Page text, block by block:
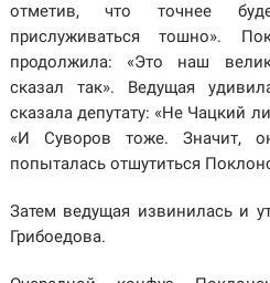
отметив, что точнее
прислуживаться тошно».
продолжила: «Это наш
сказал так». Ведущая
сказала депутату: «Не Чацкий
«И Суворов тоже. Значит,
попыталась отшутиться
Затем ведущая извинилась и
Грибоедова.